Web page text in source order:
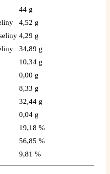
44 g
4,52 g
4,29 g
34,89 g
10,34 g
0,00 g
8,33 g
32,44 g
0,04 g
19,18 %
56,85 %
9,81 %